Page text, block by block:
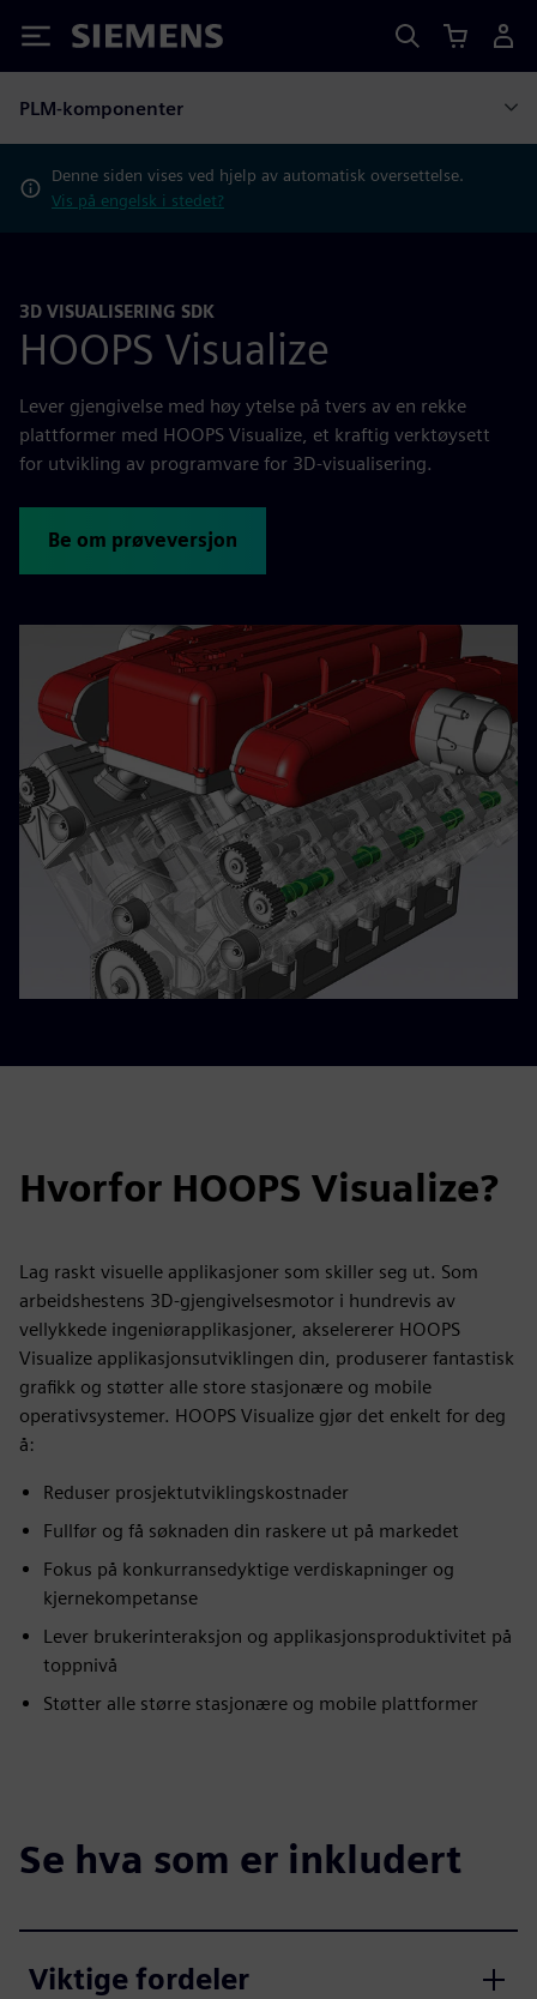
Siemens
PLM-komponenter
Denne siden vises ved hjelp av automatisk oversettelse.
Vis på engelsk i stedet?
3D VISUALISERING SDK
HOOPS Visualize
Lever gjengivelse med høy ytelse på tvers av en rekke
plattformer med HOOPS Visualize, et kraftig verktøysett
for utvikling av programvare for 3D-visualisering.
Be om prøveversjon
Hvorfor HOOPS Visualize?
Lag raskt visuelle applikasjoner som skiller seg ut. Som
arbeidshestens 3D-gjengivelsesmotor i hundrevis av
vellykkede ingeniørapplikasjoner, akselererer HOOPS
Visualize applikasjonsutviklingen din, produserer fantastisk
grafikk og støtter alle store stasjonære og mobile
operativsystemer. HOOPS Visualize gjør det enkelt for deg
å:
Reduser prosjektutviklingskostnader
Fullfør og få søknaden din raskere ut på markedet
Fokus på konkurransedyktige verdiskapninger og
kjernekompetanse
Lever brukerinteraksjon og applikasjonsproduktivitet på
toppnivå
Støtter alle større stasjonære og mobile plattformer
Se hva som er inkludert
Viktige fordeler